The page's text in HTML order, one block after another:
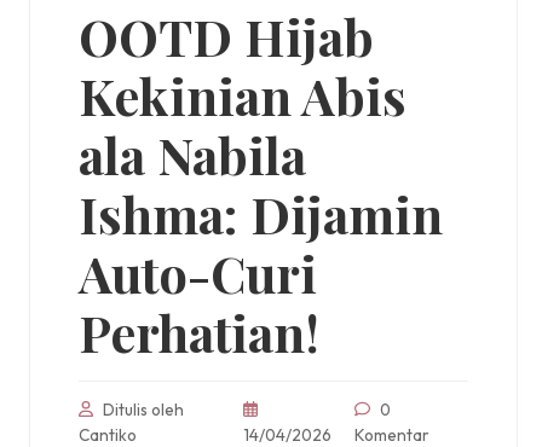
OOTD Hijab
Kekinian Abis
ala Nabila
Ishma: Dijamin
Auto-Curi
Perhatian!
Ditulis oleh
Cantiko
14/04/2026
0
Komentar